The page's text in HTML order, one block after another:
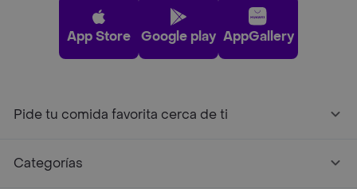
App Store Google play AppGallery
Pide tu comida favorita cerca de ti
Categorías